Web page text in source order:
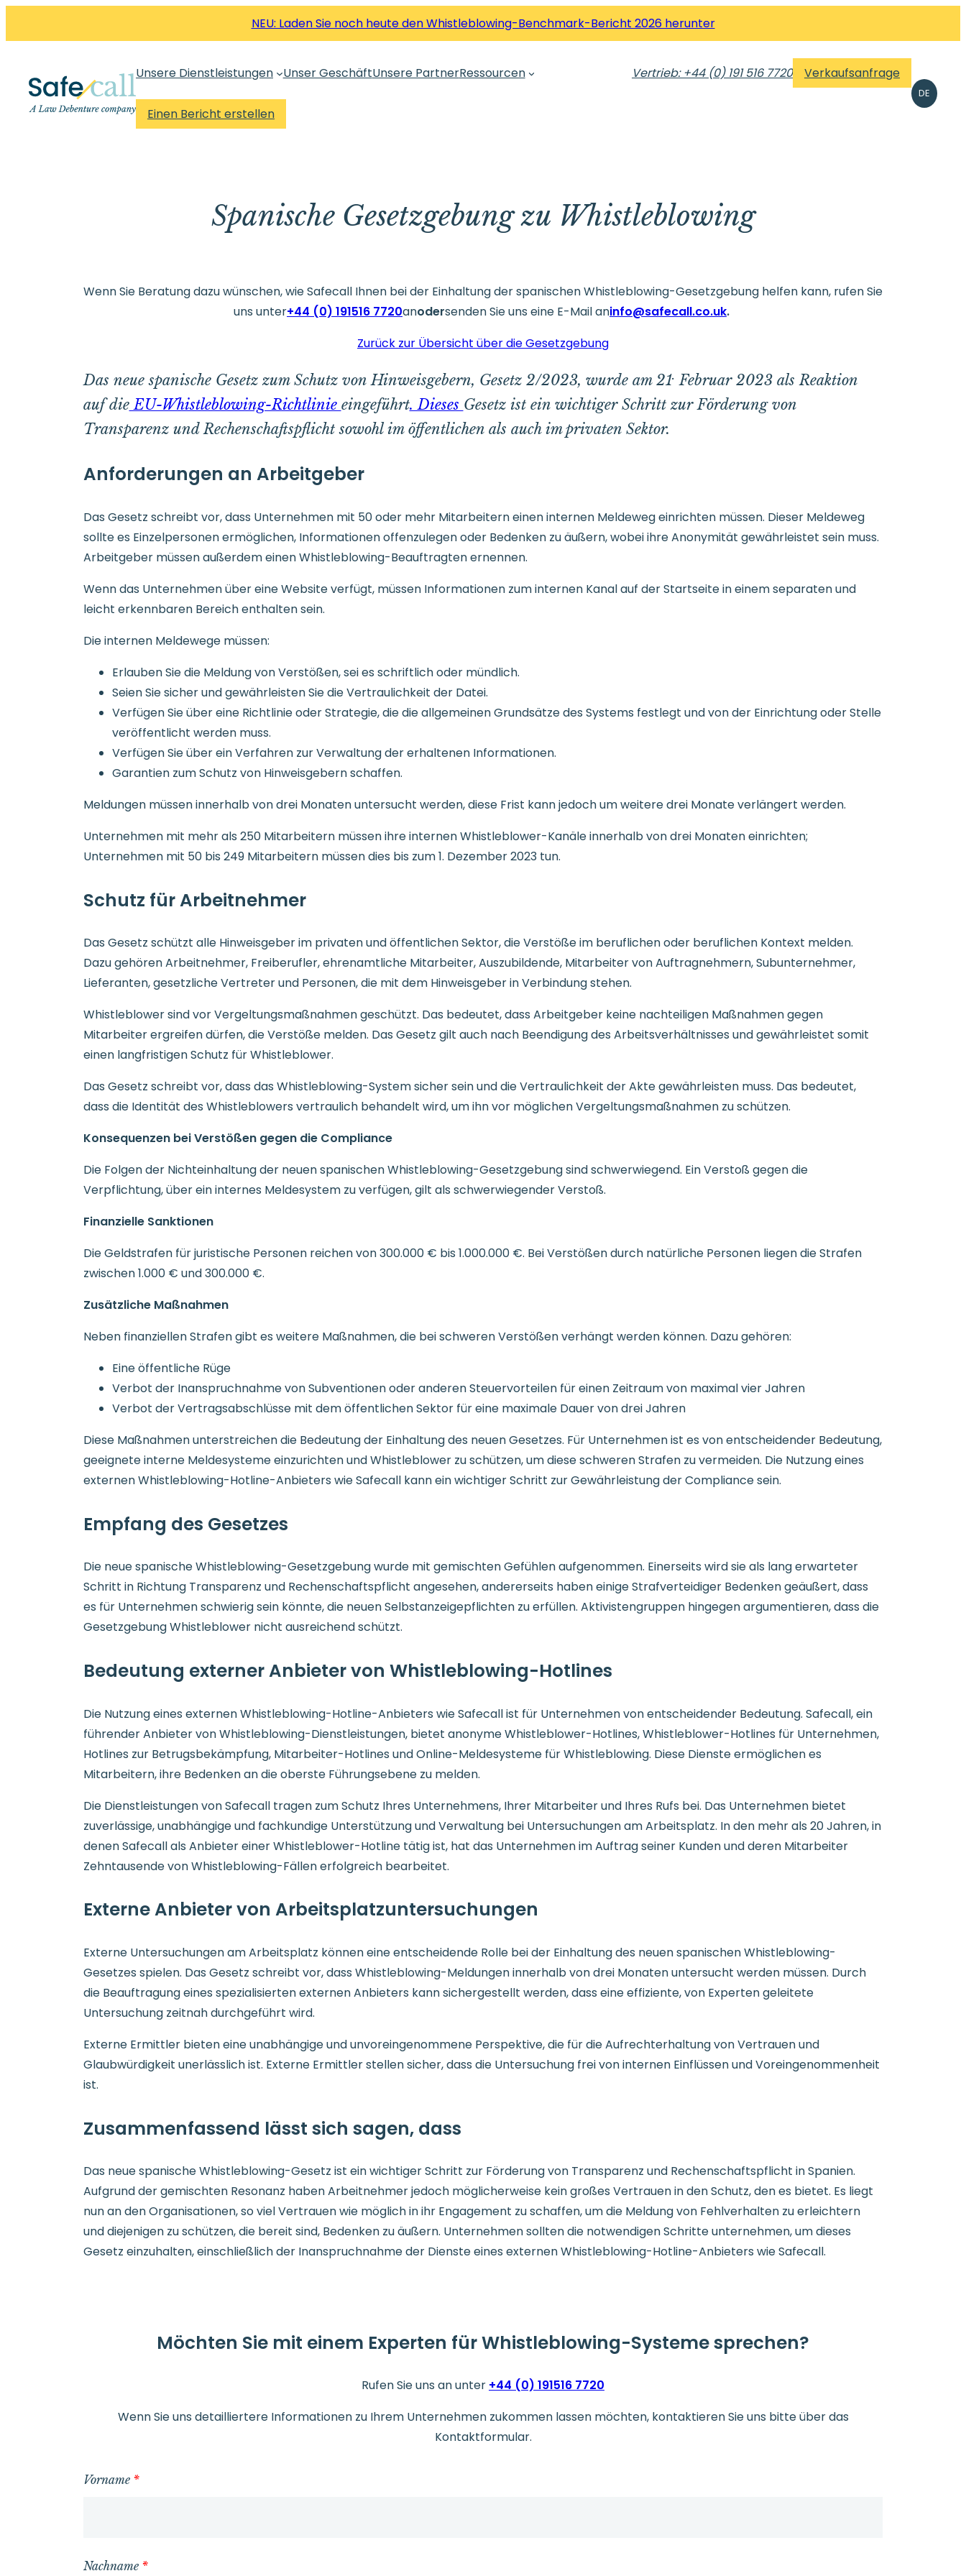
NEU: Laden Sie noch heute den Whistleblowing-Benchmark-Bericht 2026 herunter
Unsere Dienstleistungen Unser GeschäftUnsere PartnerRessourcen Vertrieb: +44 (0) 191 516 7720 Verkaufsanfrage
Einen Bericht erstellen
DE
Spanische Gesetzgebung zu Whistleblowing
Wenn Sie Beratung dazu wünschen, wie Safecall Ihnen bei der Einhaltung der spanischen Whistleblowing-Gesetzgebung helfen kann, rufen Sie
uns unter+44 (0) 191516 7720anodersenden Sie uns eine E-Mail aninfo@safecall.co.uk.
Zurück zur Übersicht über die Gesetzgebung
Das neue spanische Gesetz zum Schutz von Hinweisgebern, Gesetz 2/2023, wurde am 21. Februar 2023 als Reaktion
auf dieEU-Whistleblowing-Richtlinie eingeführt. Dieses Gesetz ist ein wichtiger Schritt zur Förderung von
Transparenz und Rechenschaftspflicht sowohl im öffentlichen als auch im privaten Sektor.
Anforderungen an Arbeitgeber
Das Gesetz schreibt vor, dass Unternehmen mit 50 oder mehr Mitarbeitern einen internen Meldeweg einrichten müssen. Dieser Meldeweg
sollte es Einzelpersonen ermöglichen, Informationen offenzulegen oder Bedenken zu äußern, wobei ihre Anonymität gewährleistet sein muss.
Arbeitgeber müssen außerdem einen Whistleblowing-Beauftragten ernennen.
Wenn das Unternehmen über eine Website verfügt, müssen Informationen zum internen Kanal auf der Startseite in einem separaten und
leicht erkennbaren Bereich enthalten sein.
Die internen Meldewege müssen:
Erlauben Sie die Meldung von Verstößen, sei es schriftlich oder mündlich.
Seien Sie sicher und gewährleisten Sie die Vertraulichkeit der Datei.
Verfügen Sie über eine Richtlinie oder Strategie, die die allgemeinen Grundsätze des Systems festlegt und von der Einrichtung oder Stelle
veröffentlicht werden muss.
Verfügen Sie über ein Verfahren zur Verwaltung der erhaltenen Informationen.
Garantien zum Schutz von Hinweisgebern schaffen.
Meldungen müssen innerhalb von drei Monaten untersucht werden, diese Frist kann jedoch um weitere drei Monate verlängert werden.
Unternehmen mit mehr als 250 Mitarbeitern müssen ihre internen Whistleblower-Kanäle innerhalb von drei Monaten einrichten;
Unternehmen mit 50 bis 249 Mitarbeitern müssen dies bis zum 1. Dezember 2023 tun.
Schutz für Arbeitnehmer
Das Gesetz schützt alle Hinweisgeber im privaten und öffentlichen Sektor, die Verstöße im beruflichen oder beruflichen Kontext melden.
Dazu gehören Arbeitnehmer, Freiberufler, ehrenamtliche Mitarbeiter, Auszubildende, Mitarbeiter von Auftragnehmern, Subunternehmer,
Lieferanten, gesetzliche Vertreter und Personen, die mit dem Hinweisgeber in Verbindung stehen.
Whistleblower sind vor Vergeltungsmaßnahmen geschützt. Das bedeutet, dass Arbeitgeber keine nachteiligen Maßnahmen gegen
Mitarbeiter ergreifen dürfen, die Verstöße melden. Das Gesetz gilt auch nach Beendigung des Arbeitsverhältnisses und gewährleistet somit
einen langfristigen Schutz für Whistleblower.
Das Gesetz schreibt vor, dass das Whistleblowing-System sicher sein und die Vertraulichkeit der Akte gewährleisten muss. Das bedeutet,
dass die Identität des Whistleblowers vertraulich behandelt wird, um ihn vor möglichen Vergeltungsmaßnahmen zu schützen.
Konsequenzen bei Verstößen gegen die Compliance
Die Folgen der Nichteinhaltung der neuen spanischen Whistleblowing-Gesetzgebung sind schwerwiegend. Ein Verstoß gegen die
Verpflichtung, über ein internes Meldesystem zu verfügen, gilt als schwerwiegender Verstoß.
Finanzielle Sanktionen
Die Geldstrafen für juristische Personen reichen von 300.000 € bis 1.000.000 €. Bei Verstößen durch natürliche Personen liegen die Strafen
zwischen 1.000 € und 300.000 €.
Zusätzliche Maßnahmen
Neben finanziellen Strafen gibt es weitere Maßnahmen, die bei schweren Verstößen verhängt werden können. Dazu gehören:
Eine öffentliche Rüge
Verbot der Inanspruchnahme von Subventionen oder anderen Steuervorteilen für einen Zeitraum von maximal vier Jahren
Verbot der Vertragsabschlüsse mit dem öffentlichen Sektor für eine maximale Dauer von drei Jahren
Diese Maßnahmen unterstreichen die Bedeutung der Einhaltung des neuen Gesetzes. Für Unternehmen ist es von entscheidender Bedeutung,
geeignete interne Meldesysteme einzurichten und Whistleblower zu schützen, um diese schweren Strafen zu vermeiden. Die Nutzung eines
externen Whistleblowing-Hotline-Anbieters wie Safecall kann ein wichtiger Schritt zur Gewährleistung der Compliance sein.
Empfang des Gesetzes
Die neue spanische Whistleblowing-Gesetzgebung wurde mit gemischten Gefühlen aufgenommen. Einerseits wird sie als lang erwarteter
Schritt in Richtung Transparenz und Rechenschaftspflicht angesehen, andererseits haben einige Strafverteidiger Bedenken geäußert, dass
es für Unternehmen schwierig sein könnte, die neuen Selbstanzeigepflichten zu erfüllen. Aktivistengruppen hingegen argumentieren, dass die
Gesetzgebung Whistleblower nicht ausreichend schützt.
Bedeutung externer Anbieter von Whistleblowing-Hotlines
Die Nutzung eines externen Whistleblowing-Hotline-Anbieters wie Safecall ist für Unternehmen von entscheidender Bedeutung. Safecall, ein
führender Anbieter von Whistleblowing-Dienstleistungen, bietet anonyme Whistleblower-Hotlines, Whistleblower-Hotlines für Unternehmen,
Hotlines zur Betrugsbekämpfung, Mitarbeiter-Hotlines und Online-Meldesysteme für Whistleblowing. Diese Dienste ermöglichen es
Mitarbeitern, ihre Bedenken an die oberste Führungsebene zu melden.
Die Dienstleistungen von Safecall tragen zum Schutz Ihres Unternehmens, Ihrer Mitarbeiter und Ihres Rufs bei. Das Unternehmen bietet
zuverlässige, unabhängige und fachkundige Unterstützung und Verwaltung bei Untersuchungen am Arbeitsplatz. In den mehr als 20 Jahren, in
denen Safecall als Anbieter einer Whistleblower-Hotline tätig ist, hat das Unternehmen im Auftrag seiner Kunden und deren Mitarbeiter
Zehntausende von Whistleblowing-Fällen erfolgreich bearbeitet.
Externe Anbieter von Arbeitsplatzuntersuchungen
Externe Untersuchungen am Arbeitsplatz können eine entscheidende Rolle bei der Einhaltung des neuen spanischen Whistleblowing-
Gesetzes spielen. Das Gesetz schreibt vor, dass Whistleblowing-Meldungen innerhalb von drei Monaten untersucht werden müssen. Durch
die Beauftragung eines spezialisierten externen Anbieters kann sichergestellt werden, dass eine effiziente, von Experten geleitete
Untersuchung zeitnah durchgeführt wird.
Externe Ermittler bieten eine unabhängige und unvoreingenommene Perspektive, die für die Aufrechterhaltung von Vertrauen und
Glaubwürdigkeit unerlässlich ist. Externe Ermittler stellen sicher, dass die Untersuchung frei von internen Einflüssen und Voreingenommenheit
ist.
Zusammenfassend lässt sich sagen, dass
Das neue spanische Whistleblowing-Gesetz ist ein wichtiger Schritt zur Förderung von Transparenz und Rechenschaftspflicht in Spanien.
Aufgrund der gemischten Resonanz haben Arbeitnehmer jedoch möglicherweise kein großes Vertrauen in den Schutz, den es bietet. Es liegt
nun an den Organisationen, so viel Vertrauen wie möglich in ihr Engagement zu schaffen, um die Meldung von Fehlverhalten zu erleichtern
und diejenigen zu schützen, die bereit sind, Bedenken zu äußern. Unternehmen sollten die notwendigen Schritte unternehmen, um dieses
Gesetz einzuhalten, einschließlich der Inanspruchnahme der Dienste eines externen Whistleblowing-Hotline-Anbieters wie Safecall.
Möchten Sie mit einem Experten für Whistleblowing-Systeme sprechen?
Rufen Sie uns an unter +44 (0) 191516 7720
Wenn Sie uns detailliertere Informationen zu Ihrem Unternehmen zukommen lassen möchten, kontaktieren Sie uns bitte über das
Kontaktformular.
Vorname *
Nachname *